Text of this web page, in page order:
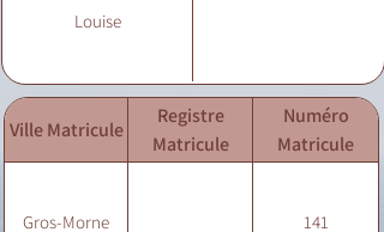
Louise
Ville Matricule
Registre
Matricule
Numéro
Matricule
Gros-Morne 141